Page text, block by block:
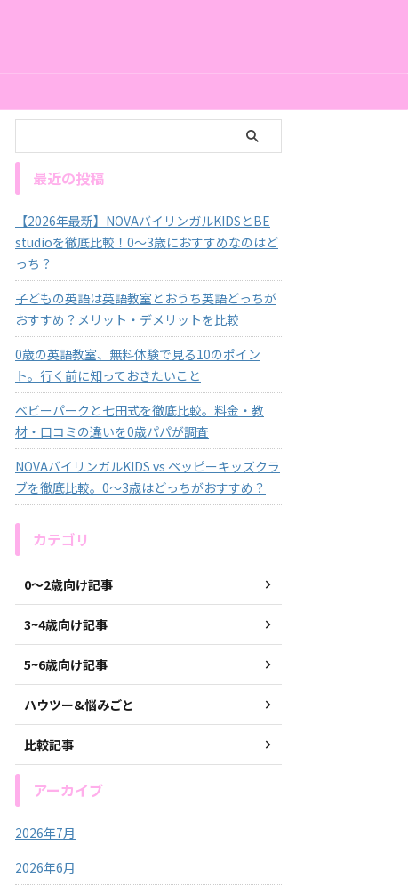
最近の投稿
【2026年最新】NOVAバイリンガルKIDSとBE
studioを徹底比較！0～3歳におすすめなのはど
っち？
子どもの英語は英語教室とおうち英語どっちが
おすすめ？メリット・デメリットを比較
0歳の英語教室、無料体験で見る10のポイン
ト。行く前に知っておきたいこと
ベビーパークと七田式を徹底比較。料金・教
材・口コミの違いを0歳パパが調査
NOVAバイリンガルKIDS vs ペッピーキッズクラ
ブを徹底比較。0〜3歳はどっちがおすすめ？
カテゴリ
0〜2歳向け記事
3~4歳向け記事
5~6歳向け記事
ハウツー&悩みごと
比較記事
アーカイブ
2026年7月
2026年6月